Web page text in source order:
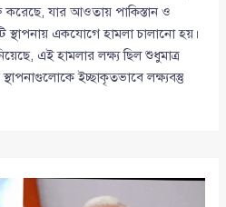
যার আওতায় পাকিস্তান ও
স্থাপনায় একযোগে হামলা চালানো হয়।
এই হামলার লক্ষ্য ছিল শুধুমাত্র
স্থাপনাগুলোকে ইচ্ছাকৃতভাবে লক্ষ্যবস্তু